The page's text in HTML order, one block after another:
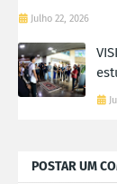
Julho 22, 2026
POSTAR UM